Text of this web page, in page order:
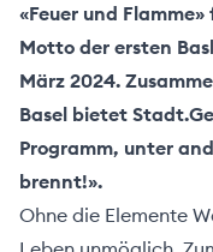
Partner
Projekt
Über
uns
«Feuer und
Motto der ersten
März 2024.
Basel bietet
Programm, unter
brennt!».
Ohne die Elemente